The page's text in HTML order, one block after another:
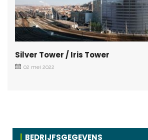
Silver Tower / Iris Tower
02 mei 2022
BEDRIJFSGEGEVENS